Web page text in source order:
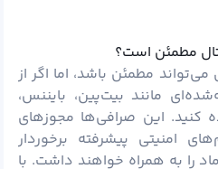
مطمئن است؟
می‌تواند مطمئن باشد، اما اگر از
مانند بیت‌پین، بایننس،
کنید. این صرافی‌ها مجوزهای
امنیتی پیشرفته برخوردار
را به همراه خواهند داشت. با